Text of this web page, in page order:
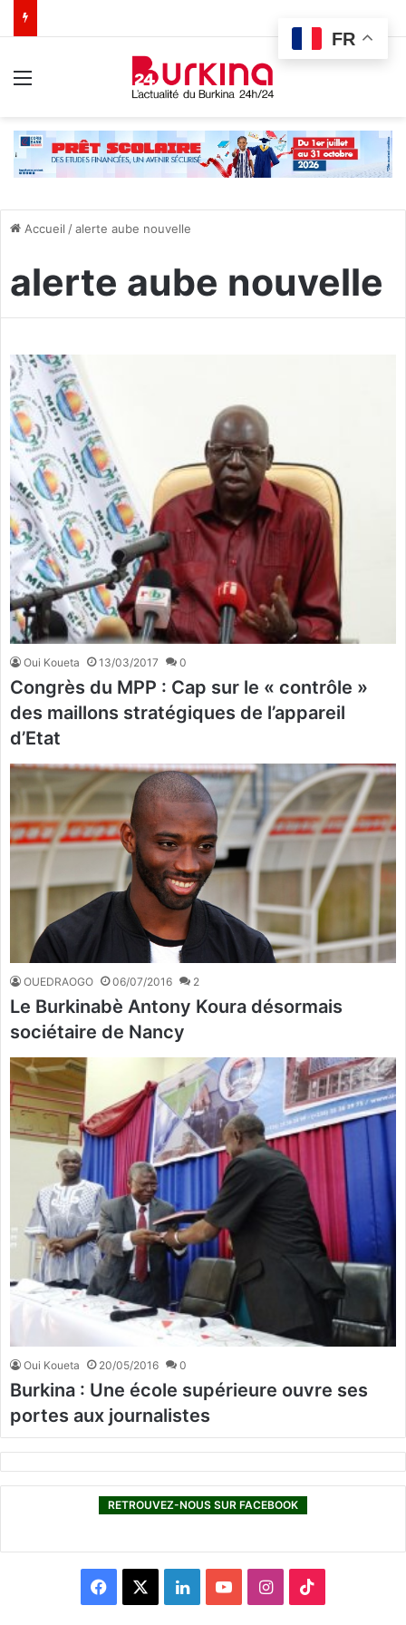
Accueil /alerte aube nouvelle
alerte aube nouvelle
Oui Koueta 13/03/2017 0
Congrès du MPP : Cap sur le « contrôle »
des maillons stratégiques de l’appareil
d’Etat
OUEDRAOGO 06/07/2016 2
Le Burkinabè Antony Koura désormais
sociétaire de Nancy
Oui Koueta 20/05/2016 0
Burkina : Une école supérieure ouvre ses
portes aux journalistes
RETROUVEZ-NOUS SUR FACEBOOK
L
I
FR